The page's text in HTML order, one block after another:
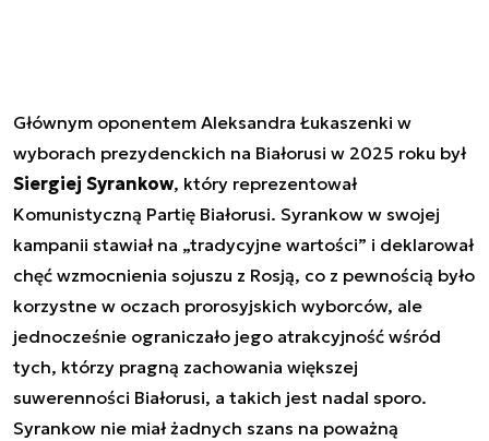
Głównym oponentem Aleksandra Łukaszenki w
wyborach prezydenckich na Białorusi w 2025 roku był
Siergiej Syrankow, który reprezentował
Komunistyczną Partię Białorusi. Syrankow w swojej
kampanii stawiał na „tradycyjne wartości” i deklarował
chęć wzmocnienia sojuszu z Rosją, co z pewnością było
korzystne w oczach prorosyjskich wyborców, ale
jednocześnie ograniczało jego atrakcyjność wśród
tych, którzy pragną zachowania większej
suwerenności Białorusi, a takich jest nadal sporo.
Syrankow nie miał żadnych szans na poważną